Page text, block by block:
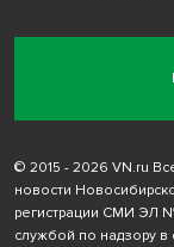
© 2015 - 2026 VN.ru
новости
регистрации СМИ ЭЛ
службой по надзору